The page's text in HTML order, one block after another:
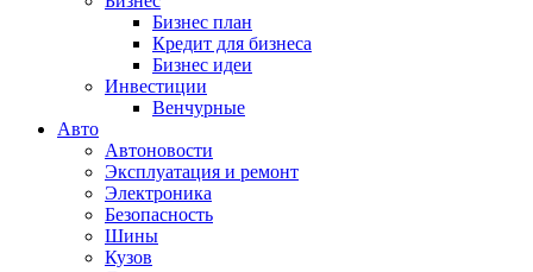
Бизнес план
Кредит для бизнеса
Бизнес идеи
Инвестиции
Венчурные
Авто
Автоновости
Эксплуатация и ремонт
Электроника
Безопасность
Шины
Кузов